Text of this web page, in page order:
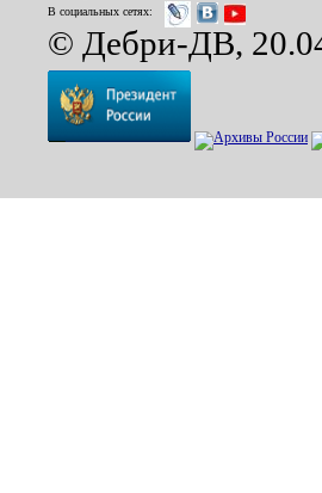
В социальных сетях:
© Дебри-ДВ,